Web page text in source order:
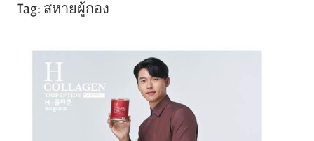
Tag: สหายผู้กอง